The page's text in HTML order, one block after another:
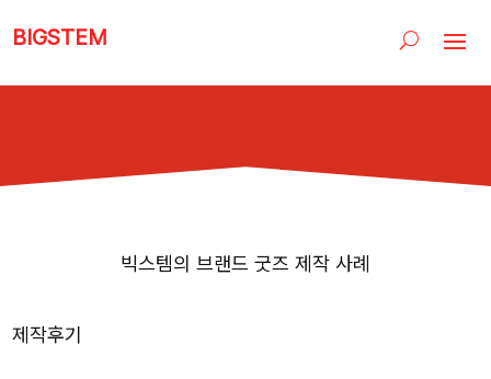
BIGSTEM
빅스템의 브랜드 굿즈 제작 사례
제작후기